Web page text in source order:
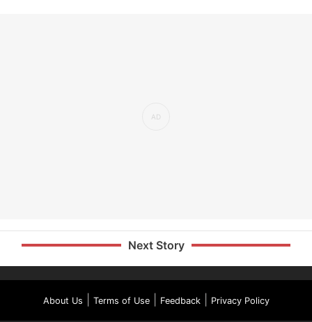
Next Story
About Us Terms of Use| Feedback| Privacy Policy